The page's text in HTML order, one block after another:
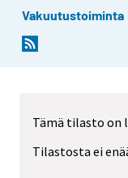
Vakuutustoiminta
Tämä tilasto on
Tilastosta ei